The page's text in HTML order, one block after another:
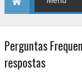
Perguntas
respostas